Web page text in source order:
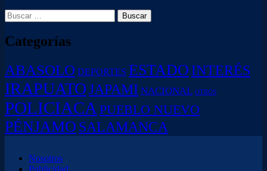
Buscar:
Categorías
ABASOLO DEPORTES ESTADO INTERÉS
IRAPUATOJAPAMI NACIONAL OTROS
POLICIACA PUEBLO NUEVO
PÉNJAMO SALAMANCA
Nosotros